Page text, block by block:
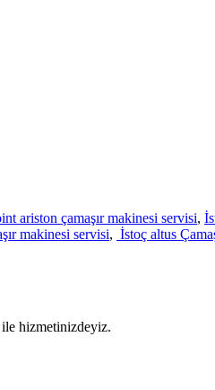
ariston çamaşır makinesi servisi,
makinesi servisi, İstoç altus
ile hizmetinizdeyiz.